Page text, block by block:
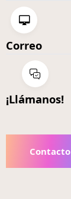
Correo
¡Llámanos!
Contacto